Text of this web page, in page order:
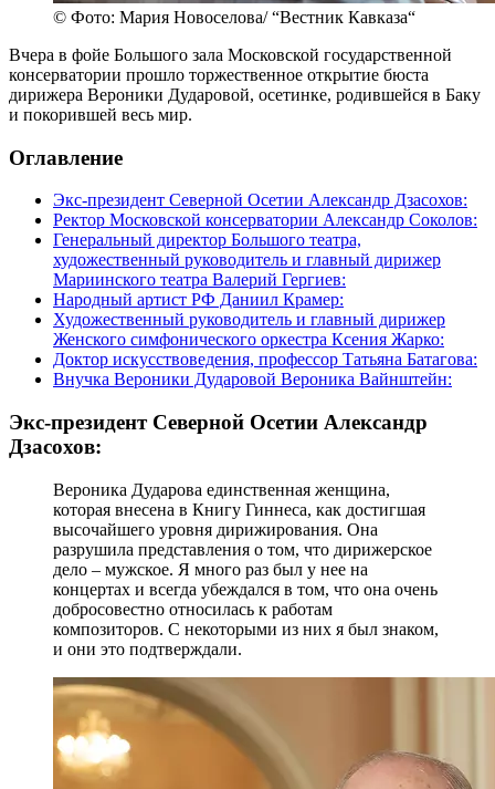
© Фото: Мария Новоселова/ “Вестник Кавказа“
Вчера в фойе Большого зала Московской государственной
консерватории прошло торжественное открытие бюста
дирижера Вероники Дударовой, осетинке, родившейся в Баку
и покорившей весь мир.
Оглавление
Экс-президент Северной Осетии Александр Дзасохов:
Ректор Московской консерватории Александр Соколов:
Генеральный директор Большого театра,
художественный руководитель и главный дирижер
Мариинского театра Валерий Гергиев:
Народный артист РФ Даниил Крамер:
Художественный руководитель и главный дирижер
Женского симфонического оркестра Ксения Жарко:
Доктор искусствоведения, профессор Татьяна Батагова:
Внучка Вероники Дударовой Вероника Вайнштейн:
Экс-президент Северной Осетии Александр
Дзасохов:
Вероника Дударова единственная женщина,
которая внесена в Книгу Гиннеса, как достигшая
высочайшего уровня дирижирования. Она
разрушила представления о том, что дирижерское
дело – мужское. Я много раз был у нее на
концертах и всегда убеждался в том, что она очень
добросовестно относилась к работам
композиторов. С некоторыми из них я был знаком,
и они это подтверждали.